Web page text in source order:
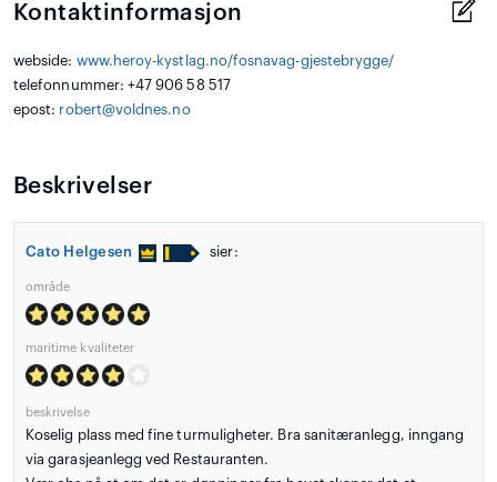
Kontaktinformasjon
webside: www.heroy-kystlag.no/fosnavag-gjestebrygge/
telefonnummer: +47 906 58 517
epost: robert@voldnes.no
Beskrivelser
Cato Helgesen sier:
område
maritime kvaliteter
beskrivelse
Koselig plass med fine turmuligheter. Bra sanitæranlegg, inngang
via garasjeanlegg ved Restauranten.